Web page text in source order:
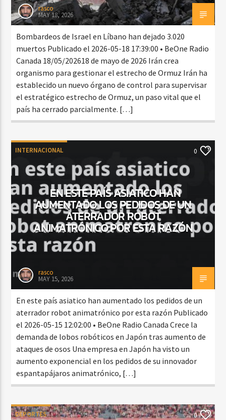
rasco
MAY 18, 2026
Bombardeos de Israel en Líbano han dejado 3.020
muertos Publicado el 2026-05-18 17:39:00 • BeOne Radio
Canada 18/05/202618 de mayo de 2026 Irán crea
organismo para gestionar el estrecho de Ormuz Irán ha
establecido un nuevo órgano de control para supervisar
el estratégico estrecho de Ormuz, un paso vital que el
país ha cerrado parcialmente. […]
INTERNACIONAL 0
EN ESTE PAÍS ASIATICO HAN
AUMENTADO LOS PEDIDOS DE UN
ATERRADOR ROBOT
ANIMATRÓNICO POR ESTA RAZÓN
rasco
MAY 15, 2026
En este país asiatico han aumentado los pedidos de un
aterrador robot animatrónico por esta razón Publicado
el 2026-05-15 12:02:00 • BeOne Radio Canada Crece la
demanda de lobos robóticos en Japón tras aumento de
ataques de osos Una empresa en Japón ha visto un
aumento exponencial en los pedidos de su innovador
espantapájaros animatrónico, […]
DEPORTES 0